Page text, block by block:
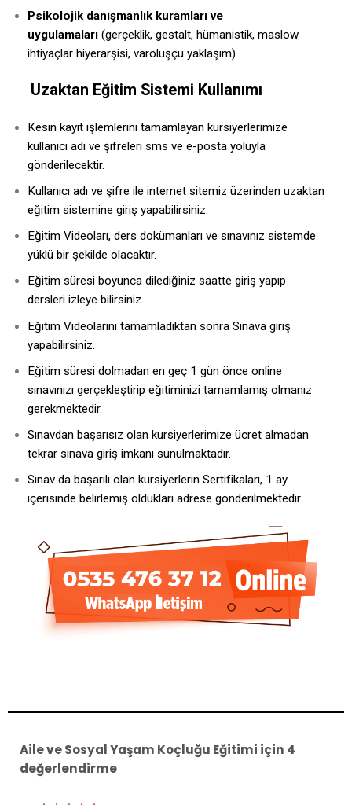
Psikolojik danışmanlık kuramları ve
uygulamaları (gerçeklik, gestalt, hümanistik, maslow
ihtiyaçlar hiyerarşisi, varoluşçu yaklaşım)
Uzaktan Eğitim Sistemi Kullanımı
Kesin kayıt işlemlerini tamamlayan kursiyerlerimize
kullanıcı adı ve şifreleri sms ve e-posta yoluyla
gönderilecektir.
Kullanıcı adı ve şifre ile internet sitemiz üzerinden uzaktan
eğitim sistemine giriş yapabilirsiniz.
Eğitim Videoları, ders dokümanları ve sınavınız sistemde
yüklü bir şekilde olacaktır.
Eğitim süresi boyunca dilediğiniz saatte giriş yapıp
dersleri izleye bilirsiniz.
Eğitim Videolarını tamamladıktan sonra Sınava giriş
yapabilirsiniz.
Eğitim süresi dolmadan en geç 1 gün önce online
sınavınızı gerçekleştirip eğitiminizi tamamlamış olmanız
gerekmektedir.
Sınavdan başarısız olan kursiyerlerimize ücret almadan
tekrar sınava giriş imkanı sunulmaktadır.
Sınav da başarılı olan kursiyerlerin Sertifikaları, 1 ay
içerisinde belirlemiş oldukları adrese gönderilmektedir.
Aile ve Sosyal Yaşam Koçluğu Eğitimi için 4
değerlendirme